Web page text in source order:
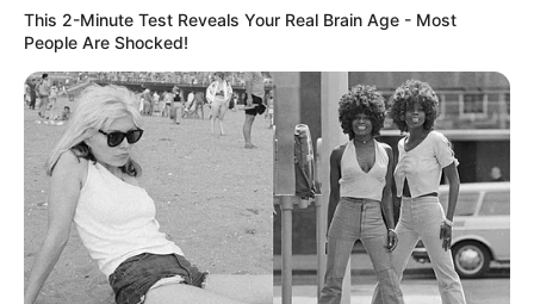
This 2-Minute Test Reveals Your Real Brain Age - Most
People Are Shocked!